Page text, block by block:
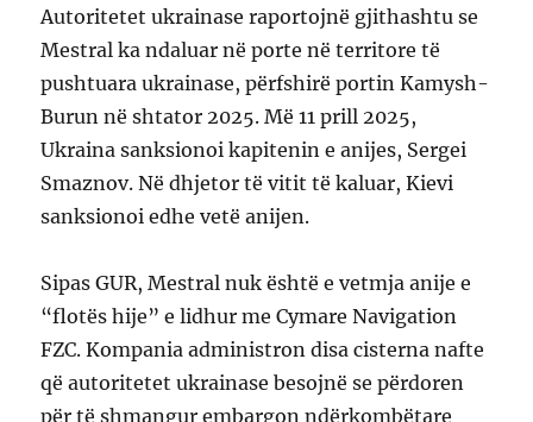
Autoritetet ukrainase raportojnë gjithashtu se
Mestral ka ndaluar në porte në territore të
pushtuara ukrainase, përfshirë portin Kamysh-
Burun në shtator 2025. Më 11 prill 2025,
Ukraina sanksionoi kapitenin e anijes, Sergei
Smaznov. Në dhjetor të vitit të kaluar, Kievi
sanksionoi edhe vetë anijen.
Sipas GUR, Mestral nuk është e vetmja anije e
“flotës hije” e lidhur me Cymare Navigation
FZC. Kompania administron disa cisterna nafte
që autoritetet ukrainase besojnë se përdoren
për të shmangur embargon ndërkombëtare